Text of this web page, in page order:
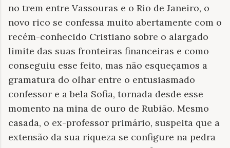
no trem entre Vassouras e o Rio de Janeiro, o
novo rico se confessa muito abertamente com o
recém-conhecido Cristiano sobre o alargado
limite das suas fronteiras financeiras e como
conseguiu esse feito, mas não esqueçamos a
gramatura do olhar entre o entusiasmado
confessor e a bela Sofia, tornada desde esse
momento na mina de ouro de Rubião. Mesmo
casada, o ex-professor primário, suspeita que a
extensão da sua riqueza se configure na pedra